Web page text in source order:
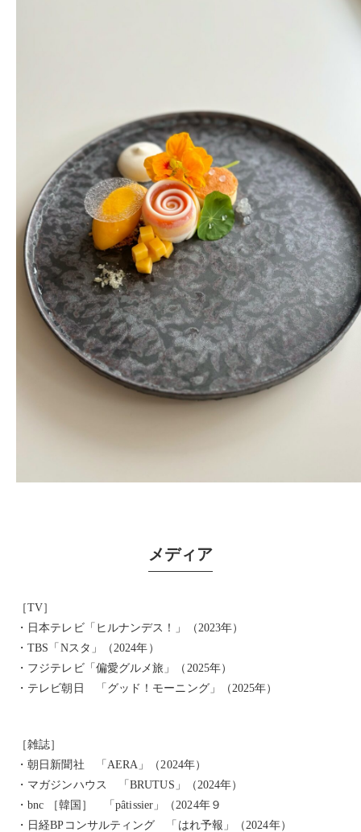
メディア
［TV］
・日本テレビ「ヒルナンデス！」（2023年）
・TBS「Nスタ」（2024年）
・フジテレビ「偏愛グルメ旅」（2025年）
・テレビ朝日 「グッド！モーニング」（2025年）
［雑誌］
・朝日新聞社 「AERA」（2024年）
・マガジンハウス 「BRUTUS」（2024年）
・bnc ［韓国］ 「pâtissier」（2024年９
・日経BPコンサルティング 「はれ予報」（2024年）